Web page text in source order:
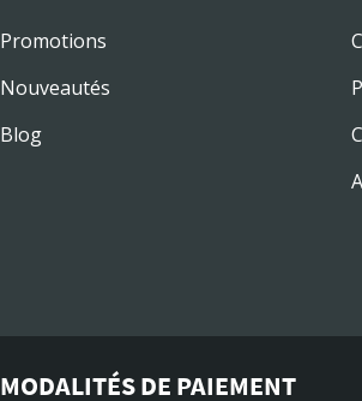
Promotions
Nouveautés
Blog
MODALITÉS DE PAIEMENT